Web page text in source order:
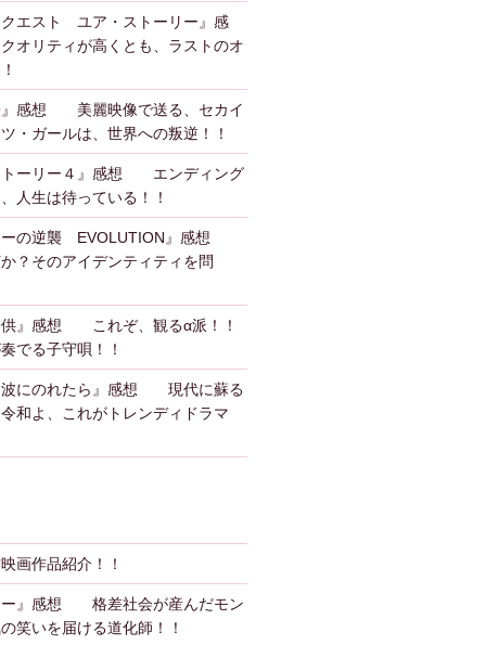
エスト ユア・ストーリー』感
リティが高くとも、ラストのオ
』感想 美麗映像で送る、セカイ
・ガールは、世界への叛逆！！
トーリー４』感想 エンディング
人生は待っている！！
ーの逆襲 EVOLUTION』感想
？そのアイデンティティを問
供』感想 これぞ、観るα派！！
でる子守唄！！
波にのれたら』感想 現代に蘇る
和よ、これがトレンディドラマ
画作品紹介！！
ー』感想 格差社会が産んだモン
笑いを届ける道化師！！